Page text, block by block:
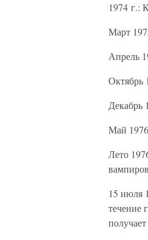
1974 г.:
Март
Апрель
Октябрь
Декабрь
Май
Лето
15 июля
течение